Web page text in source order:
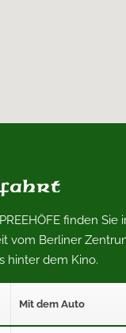
finden
vom Berliner
hinter dem Kino.
Mit dem Auto